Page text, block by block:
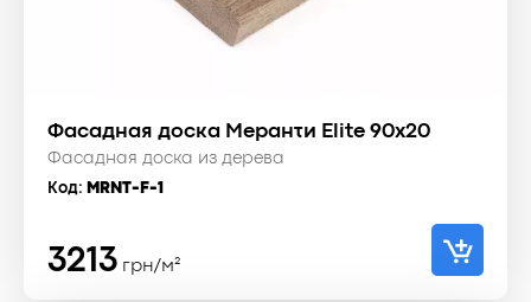
Фасадная доска Меранти Elite 90x20
Фасадная доска из дерева
Код: MRNT-F-1
3213 грн/м²